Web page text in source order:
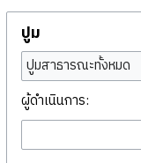
ปูม
ปูมสาธารณะทั้งหมด
ผู้ดำเนินการ: